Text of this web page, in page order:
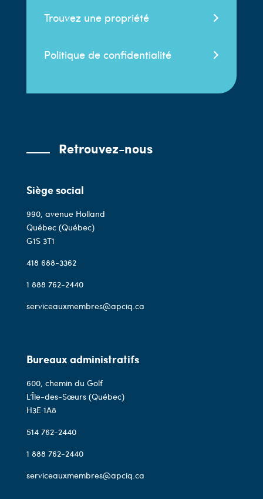
Trouvez une propriété
Politique de confidentialité
Retrouvez-nous
Siège social
990, avenue Holland
Québec (Québec)
G1S 3T1
418 688-3362
1 888 762-2440
serviceauxmembres@apciq.ca
Bureaux administratifs
600, chemin du Golf
L’Île-des-Sœurs (Québec)
H3E 1A8
514 762-2440
1 888 762-2440
serviceauxmembres@apciq.ca